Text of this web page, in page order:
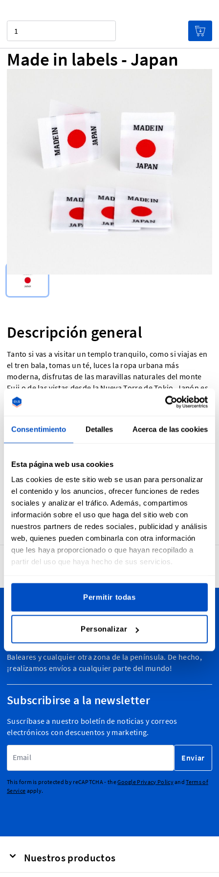
Consentimiento Detalles Acerca de las cookies
Esta página web usa cookies
Las cookies de este sitio web se usan para personalizar
el contenido y los anuncios, ofrecer funciones de redes
sociales y analizar el tráfico. Además, compartimos
información sobre el uso que haga del sitio web con
nuestros partners de redes sociales, publicidad y análisis
web, quienes pueden combinarla con otra información
que les haya proporcionado o que hayan recopilado a
partir del uso que haya hecho de sus servicios.
Permitir todas
Personalizar
Made in labels - Japan
Descripción general
Tanto si vas a visitar un templo tranquilo, como si viajas en
el tren bala, tomas un té, luces la ropa urbana más
moderna, disfrutas de las maravillas naturales del monte
Fuji o de las vistas desde la Nueva Torre de Tokio, Japón es
un país que combina a la perfección lo tradicional y lo
moderno. Vincula tus creaciones a esta estética con
Las etiquetas Made in Japan y las etiquetas con la bandera
de Japón son perfectas para exhibir productos fabricados
país de fabricación. Gracias al proceso de tejido de alta
calidad, las etiquetas Made in Japan son suaves, elegantes y
duraderas. Estas etiquetas incluyen margen de costura y
pliegue central horizontal, para que puedas coserlas a tus
productos con facilidad.
4,7 32.715 opiniones
Personalice sus creaciones
Dutch Label Shop realiza envíos a toda España, desde
Madrid hasta Barcelona, Sevilla, Valencia, Islas Canarias,
Baleares y cualquier otra zona de la península. De hecho,
¡realizamos envíos a cualquier parte del mundo!
Subscribirse a la newsletter
Suscríbase a nuestro boletín de noticias y correos
electrónicos con descuentos y marketing.
Enviar
This form is protected by reCAPTCHA - theGoogle Privacy PolicyandTerms of
Service apply.
Nuestros productos